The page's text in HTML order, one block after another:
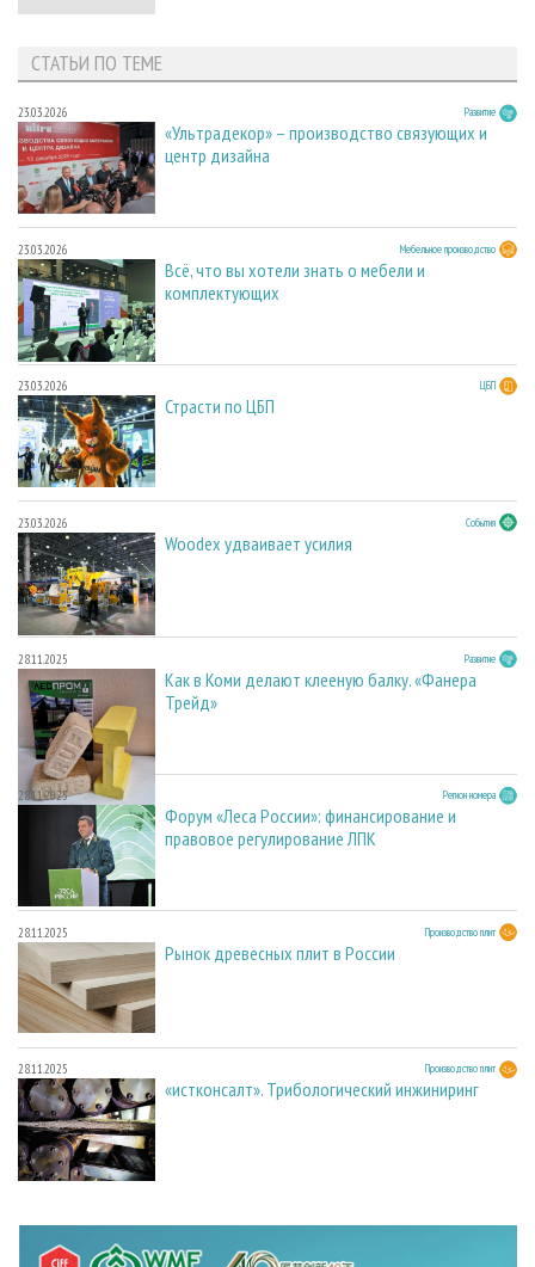
СТАТЬИ ПО ТЕМЕ
23.03.2026 Развитие
«Ультрадекор» – производство связующих и
центр дизайна
23.03.2026 Мебельное производство
Всё, что вы хотели знать о мебели и
комплектующих
23.03.2026 ЦБП
Страсти по ЦБП
23.03.2026 События
Woodex удваивает усилия
28.11.2025 Развитие
Как в Коми делают клееную балку. «Фанера
Трейд»
28.11.2025 Регион номера
Форум «Леса России»: финансирование и
правовое регулирование ЛПК
28.11.2025 Производство плит
Рынок древесных плит в России
28.11.2025 Производство плит
«истконсалт». Трибологический инжиниринг